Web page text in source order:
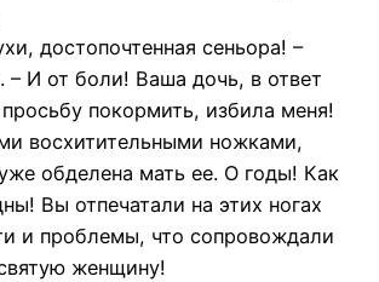
достопочтенная сеньора! –
– И от боли! Ваша дочь, в ответ
покормить, избила меня!
восхитительными ножками,
обделена мать ее. О годы! Как
Вы отпечатали на этих ногах
и проблемы, что сопровождали
женщину!